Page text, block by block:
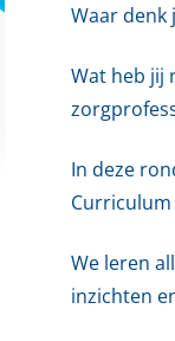
Waar denk
Wat heb jij
In deze
We leren
inzichten